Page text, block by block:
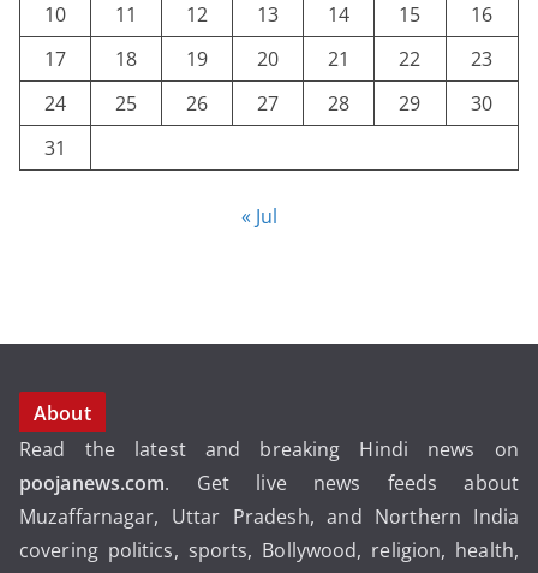
10
11 12 13 14 15
16
17
18 19 20 21 22
23
24
25 26 27 28 29
30
31
« Jul
About
Read the latest and breaking Hindi news on
poojanews.com. Get live news feeds about
Muzaffarnagar, Uttar Pradesh, and Northern India
covering politics, sports, Bollywood, religion, health,